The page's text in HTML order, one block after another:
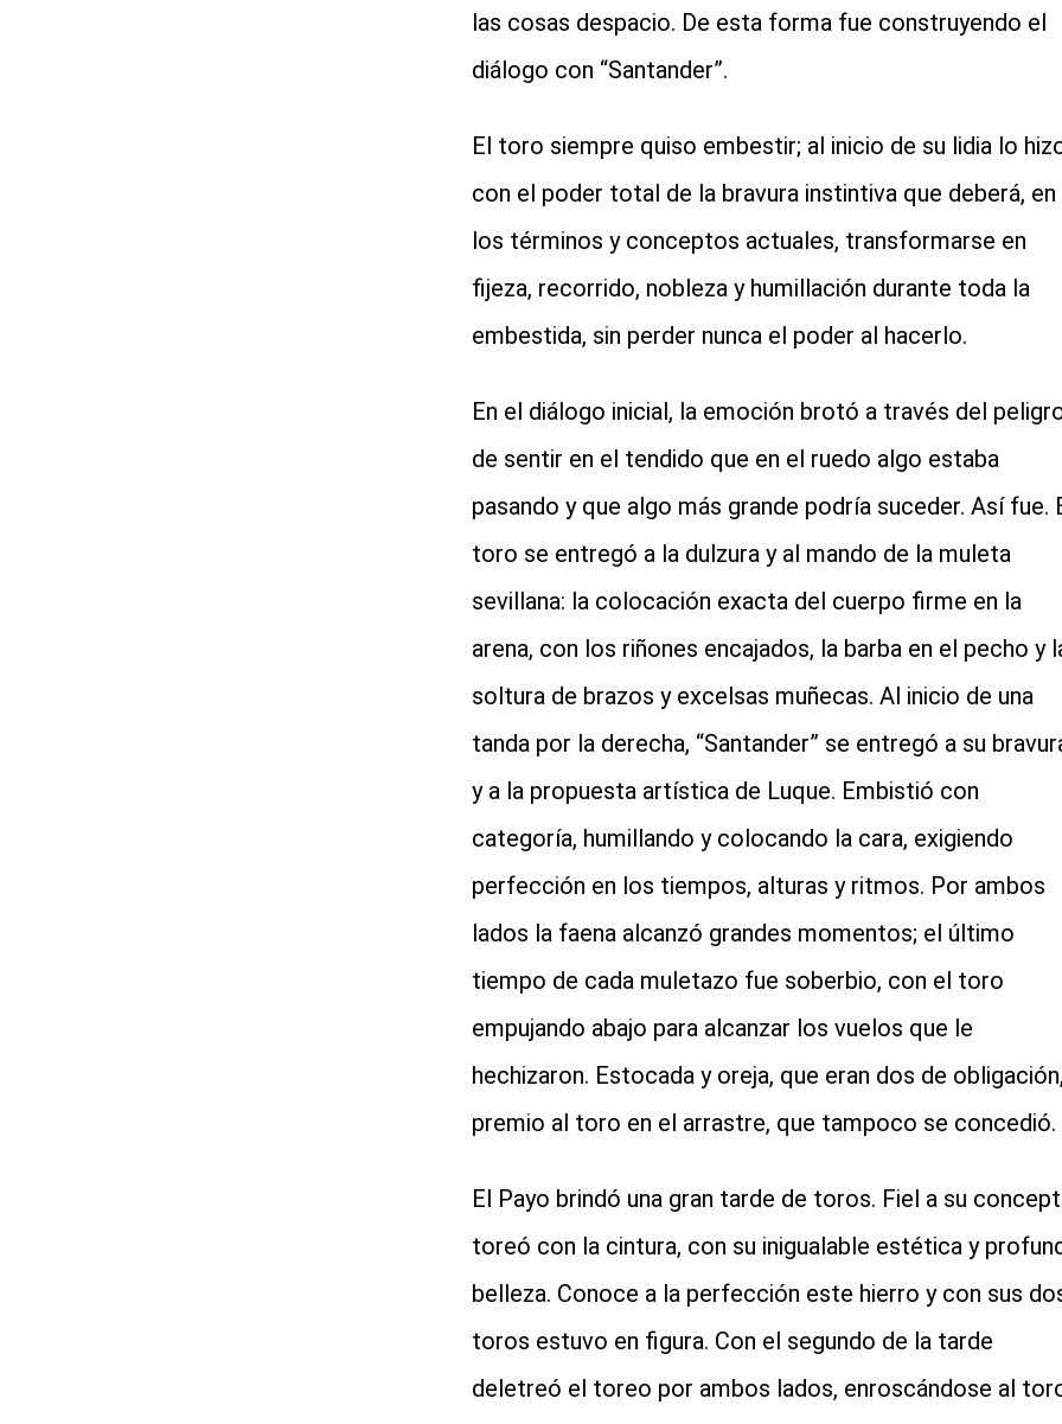
las cosas despacio. De esta forma fue construyendo el
diálogo con “Santander”.
El toro siempre quiso embestir; al inicio de su lidia lo
con el poder total de la bravura instintiva que deberá, en
los términos y conceptos actuales, transformarse en
fijeza, recorrido, nobleza y humillación durante toda la
embestida, sin perder nunca el poder al hacerlo.
En el diálogo inicial, la emoción brotó a través del
de sentir en el tendido que en el ruedo algo estaba
pasando y que algo más grande podría suceder. Así fue.
toro se entregó a la dulzura y al mando de la muleta
sevillana: la colocación exacta del cuerpo firme en la
arena, con los riñones encajados, la barba en el pecho y
soltura de brazos y excelsas muñecas. Al inicio de una
tanda por la derecha, “Santander” se entregó a su
y a la propuesta artística de Luque. Embistió con
categoría, humillando y colocando la cara, exigiendo
perfección en los tiempos, alturas y ritmos. Por ambos
lados la faena alcanzó grandes momentos; el último
tiempo de cada muletazo fue soberbio, con el toro
empujando abajo para alcanzar los vuelos que le
hechizaron. Estocada y oreja, que eran dos de
premio al toro en el arrastre, que tampoco se concedió.
El Payo brindó una gran tarde de toros. Fiel a su
toreó con la cintura, con su inigualable estética y
belleza. Conoce a la perfección este hierro y con sus
toros estuvo en figura. Con el segundo de la tarde
deletreó el toreo por ambos lados, enroscándose al